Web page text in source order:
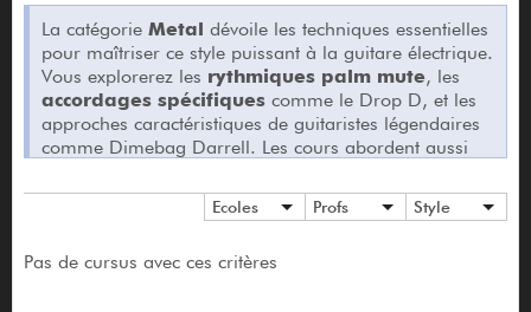
La catégorie Metal dévoile les techniques essentielles
pour maîtriser ce style puissant à la guitare électrique.
Vous explorerez les rythmiques palm mute, les
accordages spécifiquescomme le Drop D, et les
approches caractéristiques de guitaristes légendaires
comme Dimebag Darrell. Les cours abordent aussi
progressives, avec un focus sur la construction de
et desolos techniques. Vous
votrevitesse, tout en développant votre propre son
Ecoles Profs Style
Pas de cursus avec ces critères